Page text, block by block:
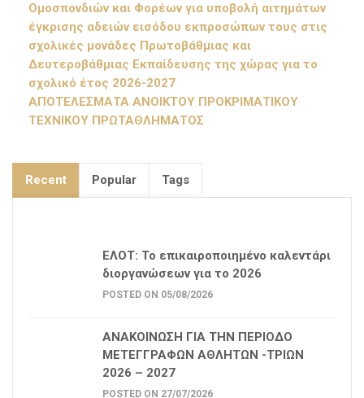
Ομοσπονδιών και Φορέων για υποβολή αιτημάτων
έγκρισης αδειών εισόδου εκπροσώπων τους στις
σχολικές μονάδες Πρωτοβάθμιας και
Δευτεροβάθμιας Εκπαίδευσης της χώρας για το
σχολικό έτος 2026-2027
ΑΠΟΤΕΛΕΣΜΑΤΑ ΑΝΟΙΚΤΟΥ ΠΡΟΚΡΙΜΑΤΙΚΟΥ
ΤΕΧΝΙΚΟΥ ΠΡΩΤΑΘΛΗΜΑΤΟΣ
Recent Popular Tags
ΕΛΟΤ: Το επικαιροποιημένο καλεντάρι
διοργανώσεων για το 2026
POSTED ON 05/08/2026
ΑΝΑΚΟΙΝΩΣΗ ΓΙΑ ΤΗΝ ΠΕΡΙΟΔΟ
ΜΕΤΕΓΓΡΑΦΩΝ ΑΘΛΗΤΩΝ -ΤΡΙΩΝ
2026 – 2027
POSTED ON 27/07/2026